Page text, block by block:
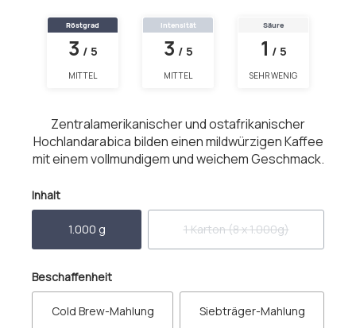
Röstgrad
3 / 5
MITTEL
Intensität
3 / 5
MITTEL
Säure
1 / 5
SEHR WENIG
Zentralamerikanischer und ostafrikanischer
Hochlandarabica bilden einen mildwürzigen Kaffee
mit einem vollmundigem und weichem Geschmack.
Inhaltauswählen
1.000 g 1 Karton (8 x 1.000g)
(Diese Option ist zurzeit
Beschaffenheitauswählen
Cold Brew-Mahlung Siebträger-Mahlung